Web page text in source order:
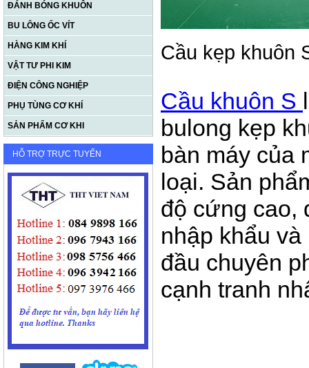
ĐÁNH BÓNG KHUÔN
BU LÔNG ỐC VÍT
HÀNG KIM KHÍ
VẬT TƯ PHI KIM
ĐIỆN CÔNG NGHIỆP
PHỤ TÙNG CƠ KHÍ
SẢN PHẨM CƠ KHI
HỖ TRỢ TRỰC TUYẾN
Cầu kẹp khuôn
Cầu khuôn S
bulong kẹp
bàn máy của
loại. Sản
độ cứng cao,
nhập khẩu
đầu chuyên
cạnh tranh